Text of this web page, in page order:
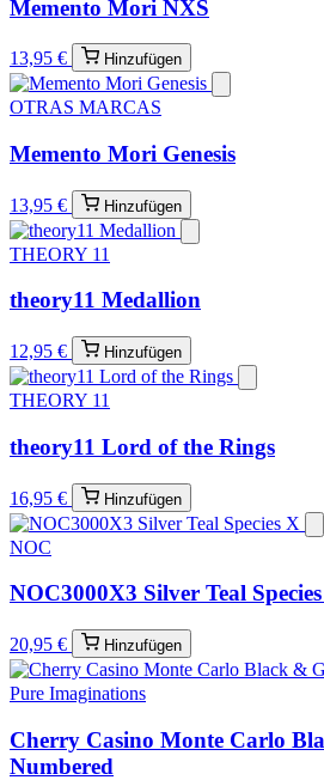
Memento Mori NXS
13,95 € Hinzufügen
OTRAS MARCAS
Memento Mori Genesis
13,95 € Hinzufügen
THEORY 11
theory11 Medallion
12,95 € Hinzufügen
THEORY 11
theory11 Lord of the Rings
16,95 € Hinzufügen
NOC
NOC3000X3 Silver Teal
20,95 € Hinzufügen
Pure Imaginations
Cherry Casino Monte Carlo
Numbered